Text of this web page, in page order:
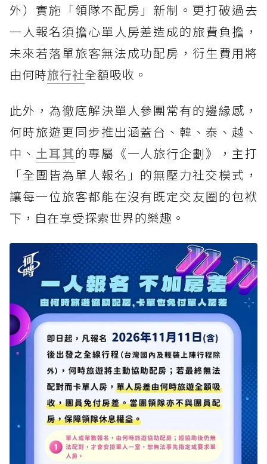
外）實施「領隊不配房」新制。更打破過去
一人報名須擔心單人房差造成的旅費負擔，
未來若落單旅客無法成功配房，衍生費用將
由何時旅行社全額吸收。
此外，為徹底解決單人參團常有的邊緣感，
何時旅遊更同步推出涵蓋台、韓、泰、越、
中、 土耳其的專屬《一人旅行企劃》，主打
「全團皆為單人報名」的無壓力社交模式，
讓每一位旅客都能在沒有既定交友圈的包袱
下，自在享受探索世界的樂趣。